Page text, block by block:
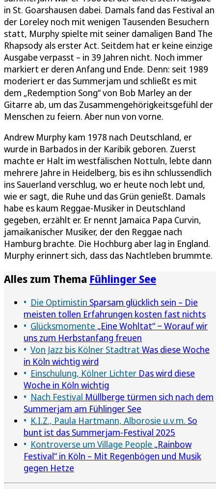
in St. Goarshausen dabei. Damals fand das Festival an
der Loreley noch mit wenigen Tausenden Besuchern
statt, Murphy spielte mit seiner damaligen Band The
Rhapsody als erster Act. Seitdem hat er keine einzige
Ausgabe verpasst – in 39 Jahren nicht. Noch immer
markiert er deren Anfang und Ende. Denn: seit 1989
moderiert er das Summerjam und schließt es mit
dem „Redemption Song“ von Bob Marley an der
Gitarre ab, um das Zusammengehörigkeitsgefühl der
Menschen zu feiern. Aber nun von vorne.
Andrew Murphy kam 1978 nach Deutschland, er
wurde in Barbados in der Karibik geboren. Zuerst
machte er Halt im westfälischen Nottuln, lebte dann
mehrere Jahre in Heidelberg, bis es ihn schlussendlich
ins Sauerland verschlug, wo er heute noch lebt und,
wie er sagt, die Ruhe und das Grün genießt. Damals
habe es kaum Reggae-Musiker in Deutschland
gegeben, erzählt er. Er nennt Jamaica Papa Curvin,
jamaikanischer Musiker, der den Reggae nach
Hamburg brachte. Die Hochburg aber lag in England.
Murphy erinnert sich, dass das Nachtleben brummte.
Alles zum Thema Fühlinger See
Die Optimistin Sparsam glücklich sein – Die
meisten tollen Erfahrungen kosten fast nichts
Glücksmomente „Eine Wohltat“ ‒ Worauf wir
uns zum Herbstanfang freuen
Von Jazz bis Kölner Stadtrat Was diese Woche
in Köln wichtig wird
Einschulung, Kölner Lichter Das wird diese
Woche in Köln wichtig
Nach Festival Müllberge türmen sich nach dem
Summerjam am Fühlinger See
K.I.Z., Paula Hartmann, Alborosie u.v.m. So
bunt ist das Summerjam-Festival 2025
Kontroverse um Village People „Rainbow
Festival“ in Köln – Mit Regenbögen und Musik
gegen Hetze